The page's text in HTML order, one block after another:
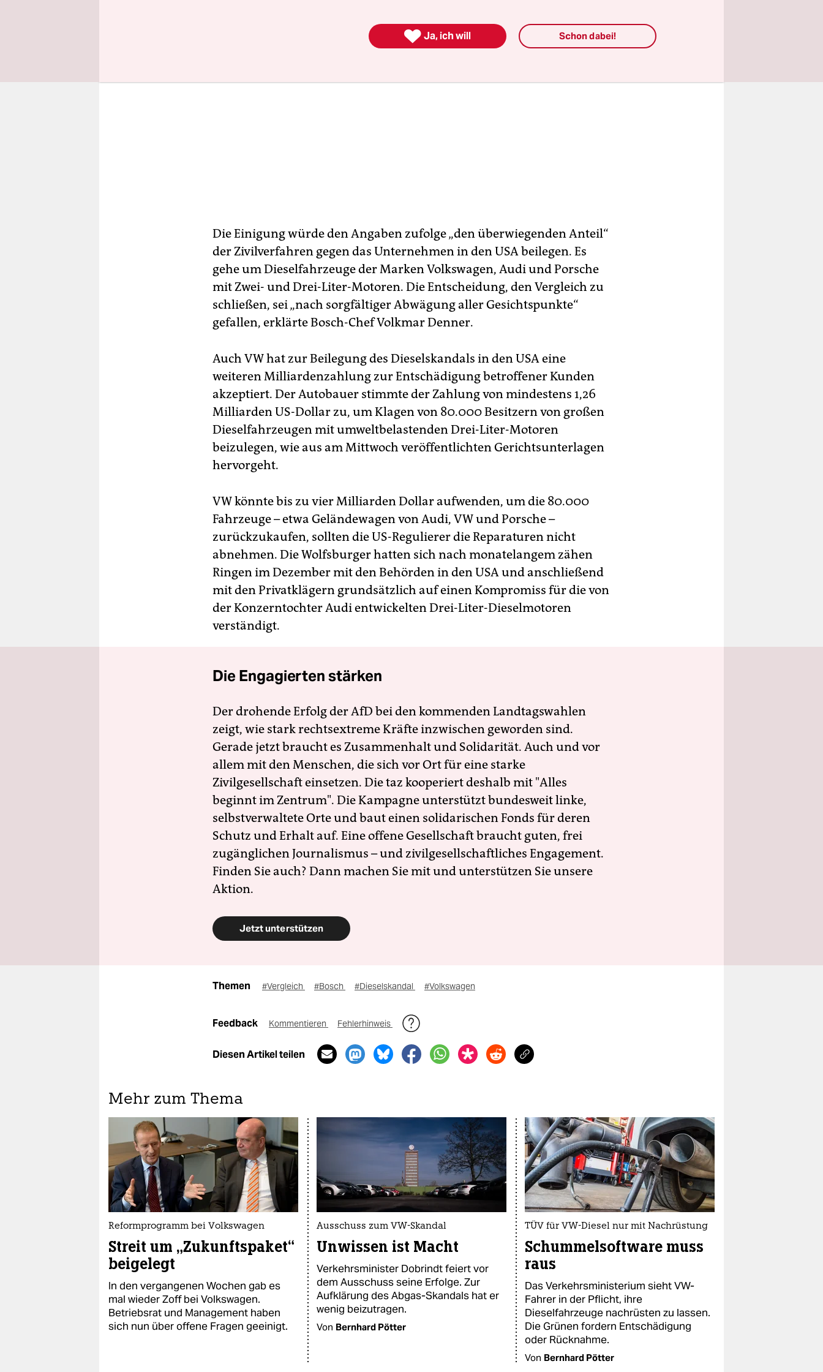
Die Einigung würde den Angaben zufolge „den überwiegenden Anteil“
der Zivilverfahren gegen das Unternehmen in den USA beilegen. Es
gehe um Dieselfahrzeuge der Marken Volkswagen, Audi und Porsche
mit Zwei- und Drei-Liter-Motoren. Die Entscheidung, den Vergleich zu
schließen, sei „nach sorgfältiger Abwägung aller Gesichtspunkte“
gefallen, erklärte Bosch-Chef Volkmar Denner.
Auch VW hat zur Beilegung des Dieselskandals in den USA eine
weiteren Milliardenzahlung zur Entschädigung betroffener Kunden
akzeptiert. Der Autobauer stimmte der Zahlung von mindestens 1,26
Milliarden US-Dollar zu, um Klagen von 80.000 Besitzern von großen
Dieselfahrzeugen mit umweltbelastenden Drei-Liter-Motoren
beizulegen, wie aus am Mittwoch veröffentlichten Gerichtsunterlagen
hervorgeht.
VW könnte bis zu vier Milliarden Dollar aufwenden, um die 80.000
Fahrzeuge – etwa Geländewagen von Audi, VW und Porsche –
zurückzukaufen, sollten die US-Regulierer die Reparaturen nicht
abnehmen. Die Wolfsburger hatten sich nach monatelangem zähen
Ringen im Dezember mit den Behörden in den USA und anschließend
mit den Privatklägern grundsätzlich auf einen Kompromiss für die von
der Konzerntochter Audi entwickelten Drei-Liter-Dieselmotoren
verständigt.
Die Engagierten stärken
Der drohende Erfolg der AfD bei den kommenden Landtagswahlen
zeigt, wie stark rechtsextreme Kräfte inzwischen geworden sind.
Gerade jetzt braucht es Zusammenhalt und Solidarität. Auch und vor
allem mit den Menschen, die sich vor Ort für eine starke
Zivilgesellschaft einsetzen. Die taz kooperiert deshalb mit "Alles
beginnt im Zentrum". Die Kampagne unterstützt bundesweit linke,
selbstverwaltete Orte und baut einen solidarischen Fonds für deren
Schutz und Erhalt auf. Eine offene Gesellschaft braucht guten, frei
zugänglichen Journalismus – und zivilgesellschaftliches Engagement.
Finden Sie auch? Dann machen Sie mit und unterstützen Sie unsere
Aktion.
Jetzt unterstützen
Themen #Vergleich #Bosch #Dieselskandal #Volkswagen
Feedback Kommentieren Fehlerhinweis
Diesen Artikel teilen
Mehr zum Thema
Reformprogramm bei Volkswagen
Streit um „Zukunftspaket“
beigelegt
In den vergangenen Wochen gab es
mal wieder Zoff bei Volkswagen.
Betriebsrat und Management haben
sich nun über offene Fragen geeinigt.
Ausschuss zum VW-Skandal
Unwissen ist Macht
Verkehrsminister Dobrindt feiert vor
dem Ausschuss seine Erfolge. Zur
Aufklärung des Abgas-Skandals hat er
wenig beizutragen.
Von Bernhard Pötter
TÜV für VW-Diesel nur mit Nachrüstung
Schummelsoftware muss
raus
Das Verkehrsministerium sieht VW-
Fahrer in der Pflicht, ihre
Dieselfahrzeuge nachrüsten zu lassen.
Die Grünen fordern Entschädigung
oder Rücknahme.
Von Bernhard Pötter
 Ja, ich will Schon dabei!